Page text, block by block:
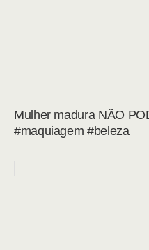
Mulher madura NÃO
#maquiagem #beleza